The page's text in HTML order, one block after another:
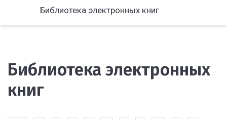
Библиотека электронных книг
Библиотека электронных
книг